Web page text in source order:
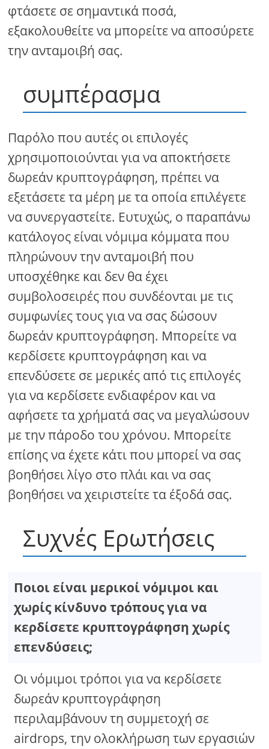
φτάσετε σε σημαντικά ποσά,
εξακολουθείτε να μπορείτε να αποσύρετε
την ανταμοιβή σας.
συμπέρασμα
Παρόλο που αυτές οι επιλογές
χρησιμοποιούνται για να αποκτήσετε
δωρεάν κρυπτογράφηση, πρέπει να
εξετάσετε τα μέρη με τα οποία επιλέγετε
να συνεργαστείτε. Ευτυχώς, ο παραπάνω
κατάλογος είναι νόμιμα κόμματα που
πληρώνουν την ανταμοιβή που
υποσχέθηκε και δεν θα έχει
συμβολοσειρές που συνδέονται με τις
συμφωνίες τους για να σας δώσουν
δωρεάν κρυπτογράφηση. Μπορείτε να
κερδίσετε κρυπτογράφηση και να
επενδύσετε σε μερικές από τις επιλογές
για να κερδίσετε ενδιαφέρον και να
αφήσετε τα χρήματά σας να μεγαλώσουν
με την πάροδο του χρόνου. Μπορείτε
επίσης να έχετε κάτι που μπορεί να σας
βοηθήσει λίγο στο πλάι και να σας
βοηθήσει να χειριστείτε τα έξοδά σας.
Συχνές Ερωτήσεις
Ποιοι είναι μερικοί νόμιμοι και
χωρίς κίνδυνο τρόπους για να
κερδίσετε κρυπτογράφηση χωρίς
επενδύσεις;
Οι νόμιμοι τρόποι για να κερδίσετε
δωρεάν κρυπτογράφηση
περιλαμβάνουν τη συμμετοχή σε
airdrops, την ολοκλήρωση των εργασιών